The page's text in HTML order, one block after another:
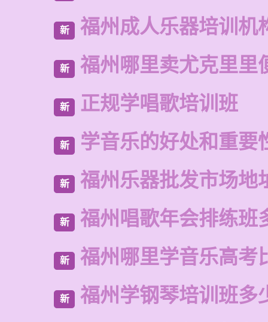
新 福州成人乐器培训机
新 福州哪里卖尤克里里
新 正规学唱歌培训班
新 学音乐的好处和重要
新 福州乐器批发市场地
新 福州唱歌年会排练班
新 福州哪里学音乐高考
新 福州学钢琴培训班多